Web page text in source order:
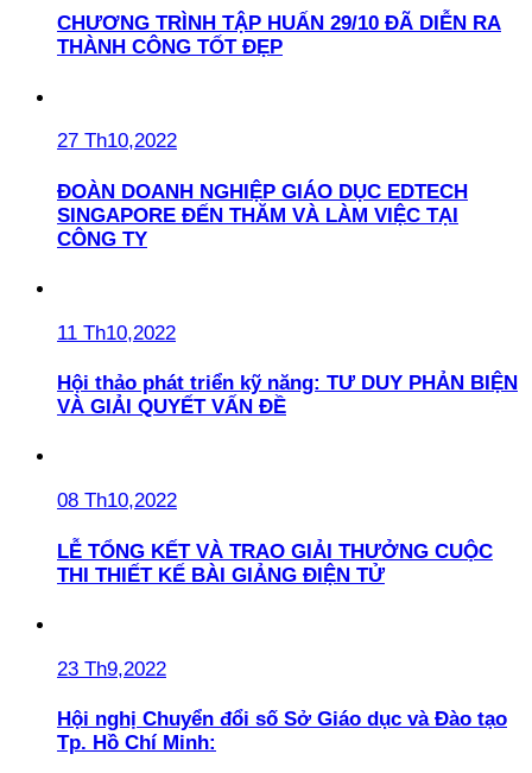
CHƯƠNG TRÌNH TẬP HUẤN 29/10 ĐÃ DIỄN RA
THÀNH CÔNG TỐT ĐẸP
27 Th10,2022
ĐOÀN DOANH NGHIỆP GIÁO DỤC EDTECH
SINGAPORE ĐẾN THĂM VÀ LÀM VIỆC TẠI
CÔNG TY
11 Th10,2022
Hội thảo phát triển kỹ năng: TƯ DUY PHẢN BIỆN
VÀ GIẢI QUYẾT VẤN ĐỀ
08 Th10,2022
LỄ TỔNG KẾT VÀ TRAO GIẢI THƯỞNG CUỘC
THI THIẾT KẾ BÀI GIẢNG ĐIỆN TỬ
23 Th9,2022
Hội nghị Chuyển đổi số Sở Giáo dục và Đào tạo
Tp. Hồ Chí Minh: